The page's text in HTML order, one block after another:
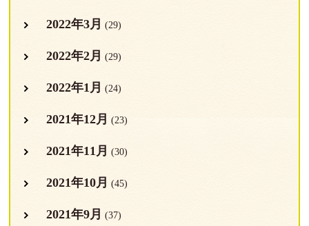
2022年3月 (29)
2022年2月 (29)
2022年1月 (24)
2021年12月 (23)
2021年11月 (30)
2021年10月 (45)
2021年9月 (37)